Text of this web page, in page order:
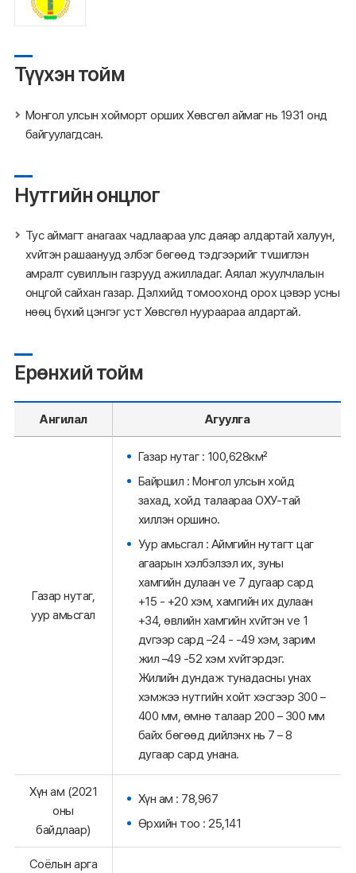
Түүхэн тойм
Монгол улсын хойморт орших Хөвсгөл аймаг нь 1931 онд
байгуулагдсан.
Нутгийн онцлог
Тус аймагт анагаах чадлаараа улс даяар алдартай халуун,
хvйтэн рашаанууд элбэг бөгөөд тэдгээрийг тvшиглэн
амралт сувиллын газрууд ажилладаг. Аялал жуулчлалын
онцгой сайхан газар. Дэлхийд томоохонд орох цэвэр усны
нөөц бүхий цэнгэг уст Хөвсгөл нуураараа алдартай.
Ерөнхий тойм
Ангилал Агуулга
Газар нутаг,
уур амьсгал
Газар нутаг : 100,628км²
Байршил : Монгол улсын хойд
захад, хойд талаараа ОХУ-тай
хиллэн оршино.
Уур амьсгал : Аймгийн нутагт цаг
агаарын хэлбэлзэл их, зуны
хамгийн дулаан vе 7 дугаар сард
+15 - +20 хэм, хамгийн их дулаан
+34, өвлийн хамгийн хvйтэн vе 1
дvгээр сард –24 - -49 хэм, зарим
жил –49 -52 хэм хvйтэрдэг.
Жилийн дундаж тунадасны унах
хэмжээ нутгийн хойт хэсгээр 300 –
400 мм, өмнө талаар 200 – 300 мм
байх бөгөөд дийлэнх нь 7 – 8
дугаар сард унана.
Хүн ам (2021
оны
байдлаар)
Хүн ам : 78,967
Өрхийн тоо : 25,141
Соёлын арга